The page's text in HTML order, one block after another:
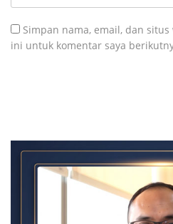
Simpan nama, email, dan
ini untuk komentar saya